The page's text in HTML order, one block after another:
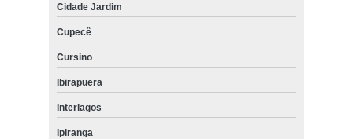
Cidade Jardim
Cupecê
Cursino
Ibirapuera
Interlagos
Ipiranga